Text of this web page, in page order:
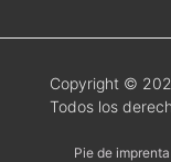
Copyright ©
Todos los
Pie de imprenta